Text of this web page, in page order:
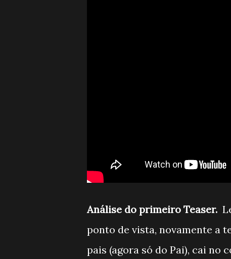
Análise do primeiro Teaser.
ponto de vista, novamente a
pais (agora só do Pai), cai no